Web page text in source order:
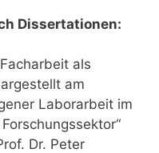
Dissertationen:
als
am
Laborarbeit im
Dr. Peter